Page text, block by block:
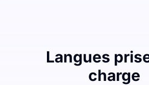
Langues
charge